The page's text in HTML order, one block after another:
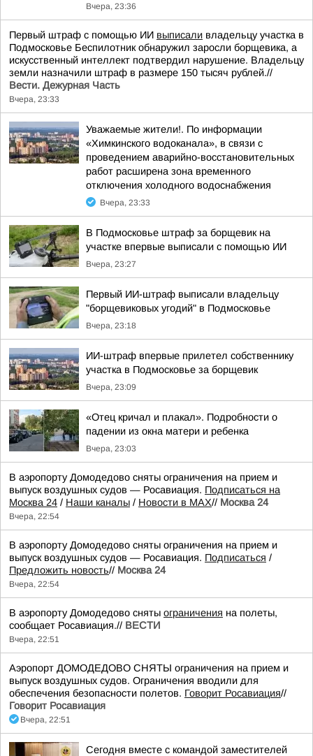
Вчера, 23:36
Первый штраф с помощью ИИ выписали владельцу участка в
Подмосковье Беспилотник обнаружил заросли борщевика, а
искусственный интеллект подтвердил нарушение. Владельцу
земли назначили штраф в размере 150 тысяч рублей.//
Вести. Дежурная Часть
Вчера, 23:33
Уважаемые жители!. По информации
«Химкинского водоканала», в связи с
проведением аварийно-восстановительных
работ расширена зона временного
отключения холодного водоснабжения
Вчера, 23:33
В Подмосковье штраф за борщевик на
участке впервые выписали с помощью ИИ
Вчера, 23:27
Первый ИИ-штраф выписали владельцу
"борщевиковых угодий" в Подмосковье
Вчера, 23:18
ИИ-штраф впервые прилетел собственнику
участка в Подмосковье за борщевик
Вчера, 23:09
«Отец кричал и плакал». Подробности о
падении из окна матери и ребенка
Вчера, 23:03
В аэропорту Домодедово сняты ограничения на прием и
выпуск воздушных судов — Росавиация. Подписаться на
Москва 24 / Наши каналы / Новости в MAX// Москва 24
Вчера, 22:54
В аэропорту Домодедово сняты ограничения на прием и
выпуск воздушных судов — Росавиация. Подписаться /
Предложить новость// Москва 24
Вчера, 22:54
В аэропорту Домодедово сняты ограничения на полеты,
сообщает Росавиация.// ВЕСТИ
Вчера, 22:51
Аэропорт ДОМОДЕДОВО СНЯТЫ ограничения на прием и
выпуск воздушных судов. Ограничения вводили для
обеспечения безопасности полетов. Говорит Росавиация//
Говорит Росавиация
Вчера, 22:51
Сегодня вместе с командой заместителей